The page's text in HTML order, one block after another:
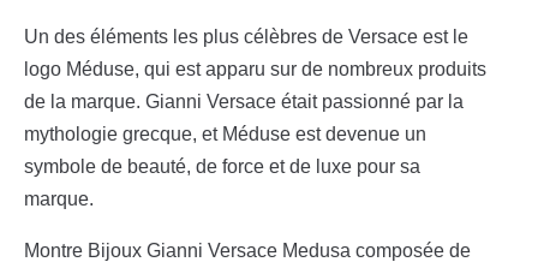
Un des éléments les plus célèbres de Versace est le
logo Méduse, qui est apparu sur de nombreux produits
de la marque. Gianni Versace était passionné par la
mythologie grecque, et Méduse est devenue un
symbole de beauté, de force et de luxe pour sa
marque.
Montre Bijoux Gianni Versace Medusa composée de